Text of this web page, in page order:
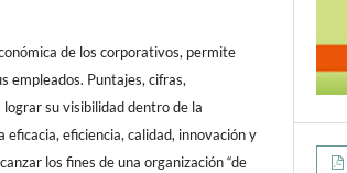
de los corporativos, permite
empleados. Puntajes, cifras,
su visibilidad dentro de la
eficacia, eficiencia, calidad, innovación y
los fines de una organización “de